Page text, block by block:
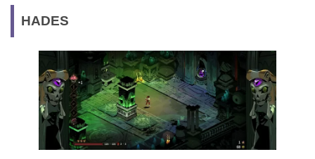
HADES